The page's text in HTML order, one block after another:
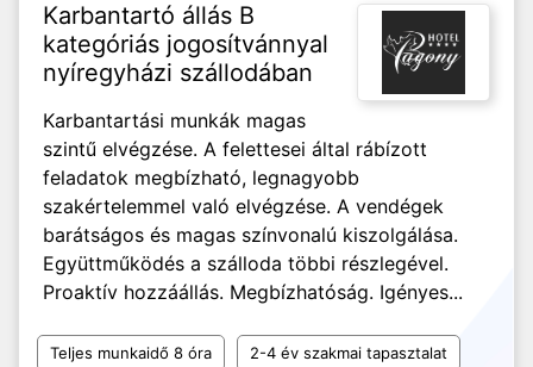
Karbantartó állás B
kategóriás jogosítvánnyal
nyíregyházi szállodában
Karbantartási munkák magas
szintű elvégzése. A felettesei által rábízott
feladatok megbízható, legnagyobb
szakértelemmel való elvégzése. A vendégek
barátságos és magas színvonalú kiszolgálása.
Együttműködés a szálloda többi részlegével.
Proaktív hozzáállás. Megbízhatóság. Igényes...
Teljes munkaidő 8 óra 2-4 év szakmai tapasztalat